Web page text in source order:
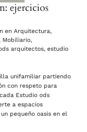
ejercicios
en Arquitectura,
Mobiliario,
arquitectos, estudio
unifamiliar partiendo
con respeto para
Estudio ods
a espacios
pequeño oasis en el